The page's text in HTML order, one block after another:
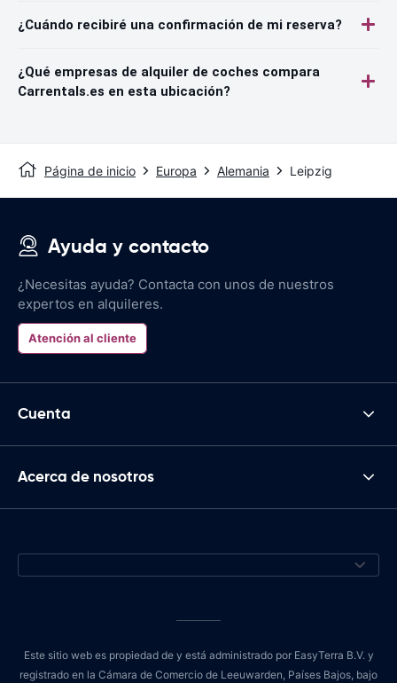
¿Cuándo recibiré una confirmación de mi reserva?
¿Qué empresas de alquiler de coches compara
Carrentals.es en esta ubicación?
Página de inicio Europa Alemania Leipzig
Ayuda y contacto
¿Necesitas ayuda? Contacta con unos de nuestros
expertos en alquileres.
Atención al cliente
Cuenta
Acerca de nosotros
Este sitio web es propiedad de y está administrado por EasyTerra B.V. y
registrado en la Cámara de Comercio de Leeuwarden, Países Bajos, bajo